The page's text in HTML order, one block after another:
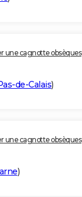
une cagnotte obsèques
de-Calais)
une cagnotte obsèques
)